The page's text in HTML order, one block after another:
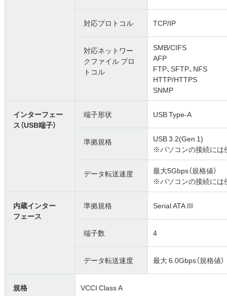
対応プロトコル TCP/IP
対応ネットワー
クファイル プロ
トコル
SMB/CIFS
AFP
FTP、SFTP、NFS
HTTP/HTTPS
SNMP
インターフェー
ス（USB端子）
端子形状 USB Type-A
準拠規格
USB 3.2(Gen 1)
※パソコンの接続には
データ転送速度
最大5Gbps（規格値）
※パソコンの接続には
内蔵インター
フェース
準拠規格 Serial ATA III
端子数 4
データ転送速度 最大 6.0Gbps（規格値）
規格 VCCI Class A